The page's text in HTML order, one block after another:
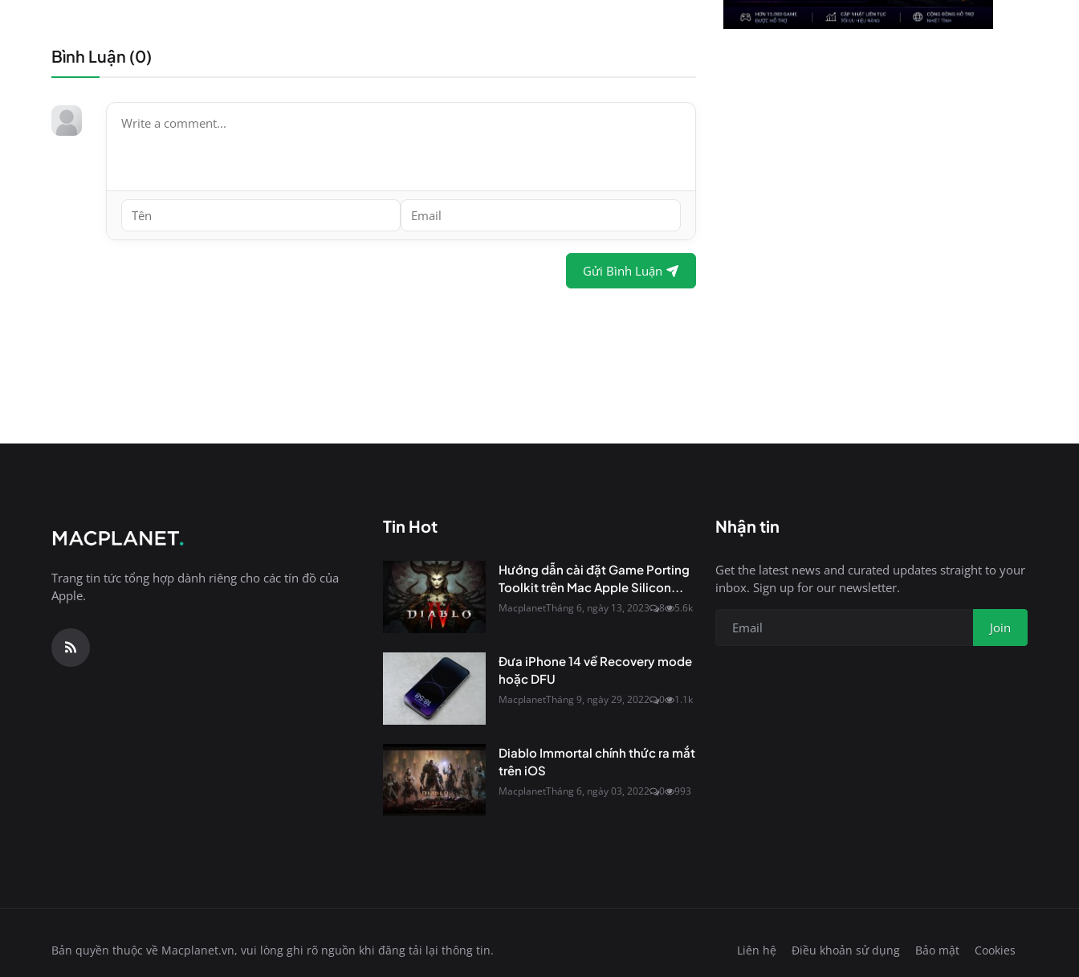
Bình Luận (0)
Gửi Bình Luận
Trang tin tức tổng hợp dành riêng cho các tín đồ của
Apple.
Tin Hot
Hướng dẫn cài đặt Game Porting
Toolkit trên Mac Apple Silicon...
MacplanetTháng 6, ngày 13, 2023 8 5.6k
Đưa iPhone 14 về Recovery mode
hoặc DFU
MacplanetTháng 9, ngày 29, 2022 0 1.1k
Diablo Immortal chính thức ra mắt
trên iOS
MacplanetTháng 6, ngày 03, 2022 0 993
Nhận tin
Get the latest news and curated updates straight to your
inbox. Sign up for our newsletter.
Join
Bản quyền thuộc về Macplanet.vn, vui lòng ghi rõ nguồn khi đăng tải lại thông tin. Liên hệ Điều khoản sử dụng Bảo mật Cookies